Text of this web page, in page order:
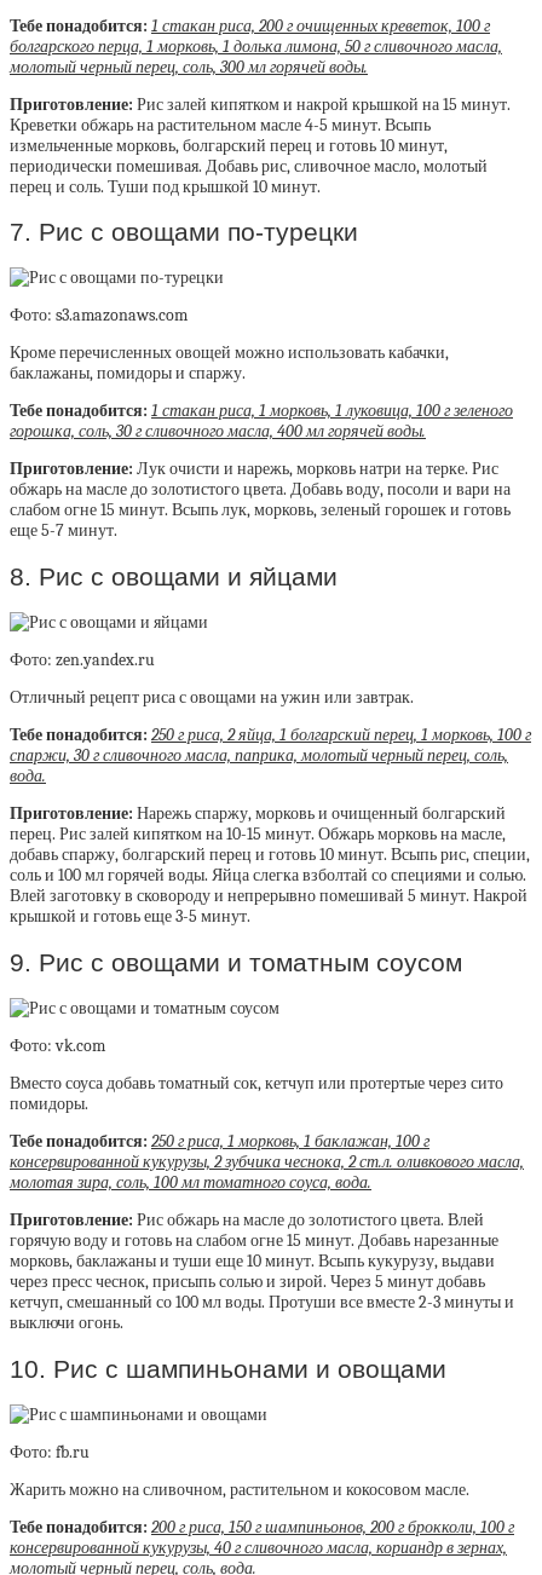
Тебе понадобится: 1 стакан риса, 200 г очищенных креветок, 100 г
болгарского перца, 1 морковь, 1 долька лимона, 50 г сливочного масла,
молотый черный перец, соль, 300 мл горячей воды.
Приготовление: Рис залей кипятком и накрой крышкой на 15 минут.
Креветки обжарь на растительном масле 4-5 минут. Всыпь
измельченные морковь, болгарский перец и готовь 10 минут,
периодически помешивая. Добавь рис, сливочное масло, молотый
перец и соль. Туши под крышкой 10 минут.
7. Рис с овощами по-турецки
Фото: s3.amazonaws.com
Кроме перечисленных овощей можно использовать кабачки,
баклажаны, помидоры и спаржу.
Тебе понадобится: 1 стакан риса, 1 морковь, 1 луковица, 100 г зеленого
горошка, соль, 30 г сливочного масла, 400 мл горячей воды.
Приготовление: Лук очисти и нарежь, морковь натри на терке. Рис
обжарь на масле до золотистого цвета. Добавь воду, посоли и вари на
слабом огне 15 минут. Всыпь лук, морковь, зеленый горошек и готовь
еще 5-7 минут.
8. Рис с овощами и яйцами
Фото: zen.yandex.ru
Отличный рецепт риса с овощами на ужин или завтрак.
Тебе понадобится: 250 г риса, 2 яйца, 1 болгарский перец, 1 морковь, 100 г
спаржи, 30 г сливочного масла, паприка, молотый черный перец, соль,
вода.
Приготовление: Нарежь спаржу, морковь и очищенный болгарский
перец. Рис залей кипятком на 10-15 минут. Обжарь морковь на масле,
добавь спаржу, болгарский перец и готовь 10 минут. Всыпь рис, специи,
соль и 100 мл горячей воды. Яйца слегка взболтай со специями и солью.
Влей заготовку в сковороду и непрерывно помешивай 5 минут. Накрой
крышкой и готовь еще 3-5 минут.
9. Рис с овощами и томатным соусом
Фото: vk.com
Вместо соуса добавь томатный сок, кетчуп или протертые через сито
помидоры.
Тебе понадобится: 250 г риса, 1 морковь, 1 баклажан, 100 г
консервированной кукурузы, 2 зубчика чеснока, 2 ст.л. оливкового масла,
молотая зира, соль, 100 мл томатного соуса, вода.
Приготовление: Рис обжарь на масле до золотистого цвета. Влей
горячую воду и готовь на слабом огне 15 минут. Добавь нарезанные
морковь, баклажаны и туши еще 10 минут. Всыпь кукурузу, выдави
через пресс чеснок, присыпь солью и зирой. Через 5 минут добавь
кетчуп, смешанный со 100 мл воды. Протуши все вместе 2-3 минуты и
выключи огонь.
10. Рис с шампиньонами и овощами
Фото: fb.ru
Жарить можно на сливочном, растительном и кокосовом масле.
Тебе понадобится: 200 г риса, 150 г шампиньонов, 200 г брокколи, 100 г
консервированной кукурузы, 40 г сливочного масла, кориандр в зернах,
молотый черный перец, соль, вода.